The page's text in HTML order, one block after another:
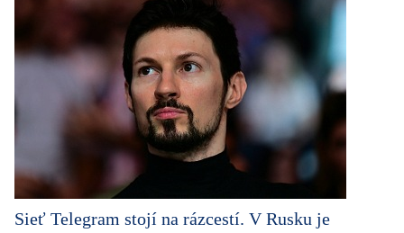
Sieť Telegram stojí na rázcestí. V Rusku je